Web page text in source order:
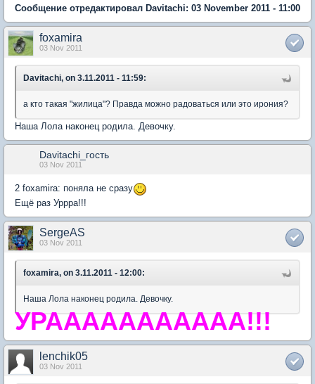
Сообщение отредактировал Davitachi: 03 November 2011 - 11:00
foxamira
03 Nov 2011
Davitachi, on 3.11.2011 - 11:59:
а кто такая "жилица"? Правда можно радоваться или это ирония?
Наша Лола наконец родила. Девочку.
Davitachi_гость
03 Nov 2011
2 foxamira: поняла не сразу
Ещё раз Уррра!!!
SergeAS
03 Nov 2011
foxamira, on 3.11.2011 - 12:00:
Наша Лола наконец родила. Девочку.
УРААААААААААА!!!
lenchik05
03 Nov 2011